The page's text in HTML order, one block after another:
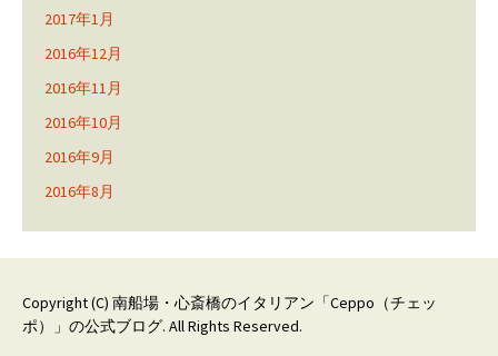
2017年1月
2016年12月
2016年11月
2016年10月
2016年9月
2016年8月
Copyright (C) 南船場・心斎橋のイタリアン「Ceppo（チェッ
ポ）」の公式ブログ. All Rights Reserved.